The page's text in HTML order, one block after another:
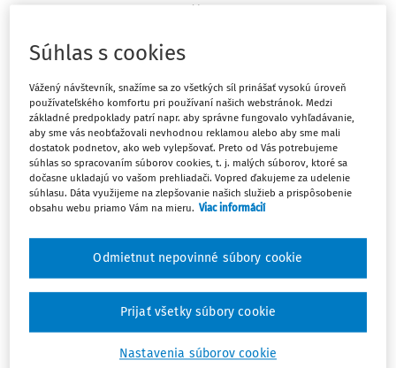
Ex tuncvs.ex nunceffect of termination and invalidity -
compare effects of termination and invalidity in civil and
commercial law, in particular with regard to two
fundamental issues: the effect of termination and
invalidity on duration of contractual rights and obligations
and on duration of secondary claims resulting from the
contract. also by means of comparative research she
interpretation which does not result in an inappropriate
disadvantage of creditor´s position in the restitutional
phase of the contract. The author also tries to analyse
mutual coherence between contractual secondary claims
and statutory restitutional provisions. Lastly, she deals with
Máte predplatné?
Súhlas s cookies
Vážený návštevník, snažíme sa zo všetkých síl prinášať vysokú úroveň
používateľského komfortu pri používaní našich webstránok. Medzi
základné predpoklady patrí napr. aby správne fungovalo vyhľadávanie,
aby sme vás neobťažovali nevhodnou reklamou alebo aby sme mali
dostatok podnetov, ako web vylepšovať. Preto od Vás potrebujeme
súhlas so spracovaním súborov cookies, t. j. malých súborov, ktoré sa
dočasne ukladajú vo vašom prehliadači. Vopred ďakujeme za udelenie
súhlasu. Dáta využijeme na zlepšovanie našich služieb a prispôsobenie
obsahu webu priamo Vám na mieru. Viac informácií
Nastavenia súborov cookie
Odmietnut nepovinné súbory cookie
Prijať všetky súbory cookie